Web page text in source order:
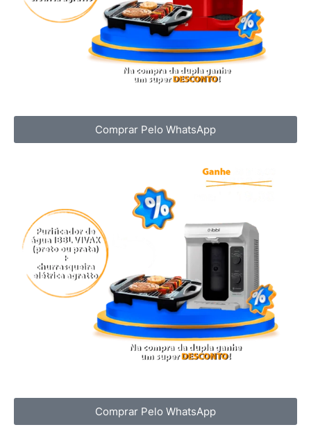
Comprar Pelo WhatsApp
Comprar Pelo WhatsApp